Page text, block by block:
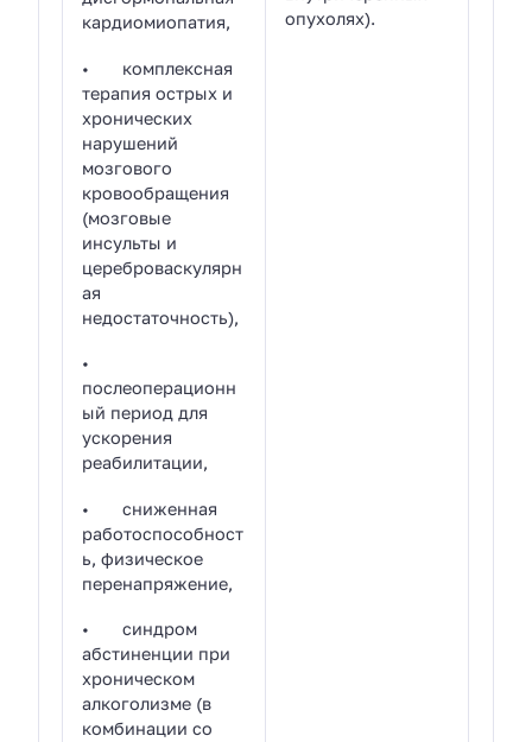
кардиомиопатия,
• комплексная
терапия острых и
хронических
нарушений
мозгового
кровообращения
(мозговые
инсульты и
цереброваскулярн
ая
недостаточность),
•
послеоперационн
ый период для
ускорения
реабилитации,
• сниженная
работоспособност
ь, физическое
перенапряжение,
• синдром
абстиненции при
хроническом
алкоголизме (в
комбинации со
опухолях).